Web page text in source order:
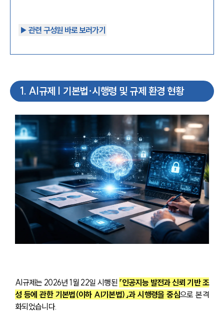
▶︎ 관련 구성원 바로 보러가기
1. AI규제 | 기본법·시행령 및 규제 환경 현황
AI규제는 2026년 1월 22일 시행된 「인공지능 발전과 신뢰 기반 조
성 등에 관한 기본법(이하 AI기본법)」과 시행령을 중심으로 본격
화되었습니다.